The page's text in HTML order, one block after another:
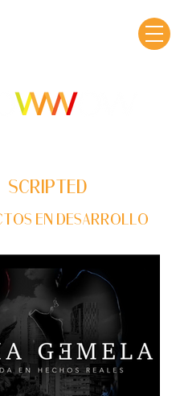
SCRIPTED
EN DESARROLLO